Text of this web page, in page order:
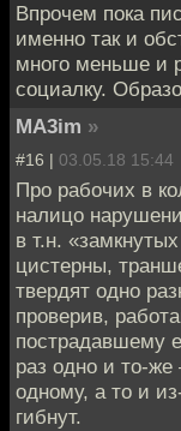
Впрочем пока
именно так и
много меньше и
социалку.
MA3im »
#16 | 03.05.18 15:44
Про рабочих в
налицо
в т.н.
цистерны,
твердят одно
проверив,
пострадавшему
раз одно и то-
одному, а то и
гибнут.